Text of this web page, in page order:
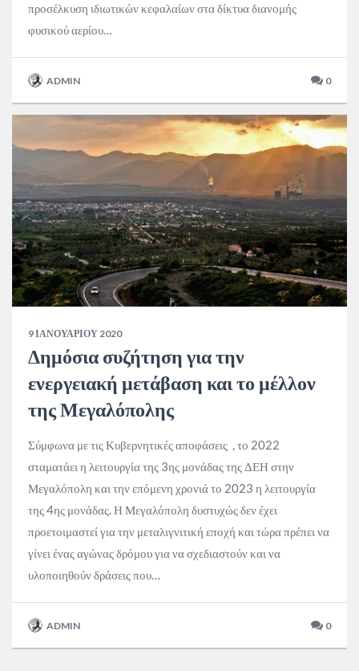
προσέλκυση ιδιωτικών κεφαλαίων στα δίκτυα διανομής
φυσικού αερίου…
ADMIN 0
9 ΙΑΝΟΥΑΡΊΟΥ 2020
Δημόσια συζήτηση για την
ενεργειακή μετάβαση και το μέλλον
της Μεγαλόπολης
Σύμφωνα με τις Κυβερνητικές αποφάσεις , το 2022
σταματάει η λειτουργία της 3ης μονάδας της ΔΕΗ στην
Μεγαλόπολη και την επόμενη χρονιά το 2023 η λειτουργία
της 4ης μονάδας. Η Μεγαλόπολη δυστυχώς δεν έχει
προετοιμαστεί για την μεταλιγνιτική εποχή και τώρα πρέπει να
γίνει ένας αγώνας δρόμου για να σχεδιαστούν και να
υλοποιηθούν δράσεις που…
ADMIN 0